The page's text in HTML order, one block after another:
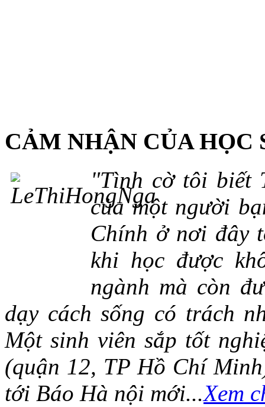
CẢM NHẬN CỦA HỌC
"Tình cờ tôi biết
của một người
Chính ở nơi đây
khi học được
ngành mà còn
dạy cách sống có trách
Một sinh viên sắp tốt
(quận 12, TP Hồ Chí
tới Báo Hà nội mới...Xem